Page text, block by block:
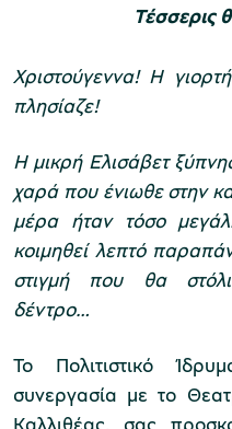
Μουσείο
Τσαλαπάτα
Μουσείο
Τέσσερις
Χριστούγεννα! Η
πλησίαζε!
Η μικρή Ελισάβετ
χαρά που ένιωθε στην
μέρα ήταν τόσο
κοιμηθεί λεπτό
στιγμή που θα
δέντρο…
Το Πολιτιστικό
συνεργασία με το